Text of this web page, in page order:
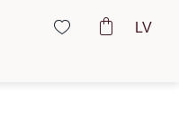
LV